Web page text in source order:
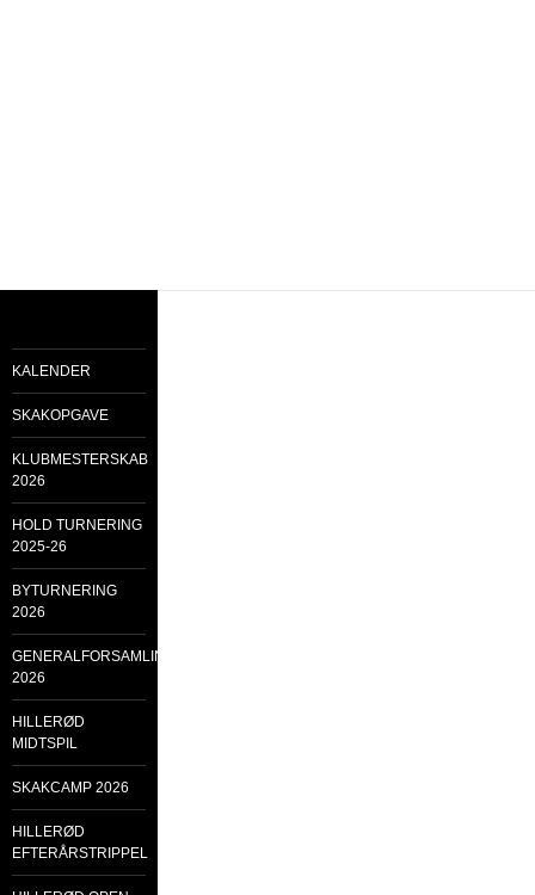
KALENDER
SKAKOPGAVE
KLUBMESTERSKAB
2026
HOLD TURNERING
2025-26
BYTURNERING
2026
GENERALFORSAMLING
2026
HILLERØD
MIDTSPIL
SKAKCAMP 2026
HILLERØD
EFTERÅRSTRIPPEL